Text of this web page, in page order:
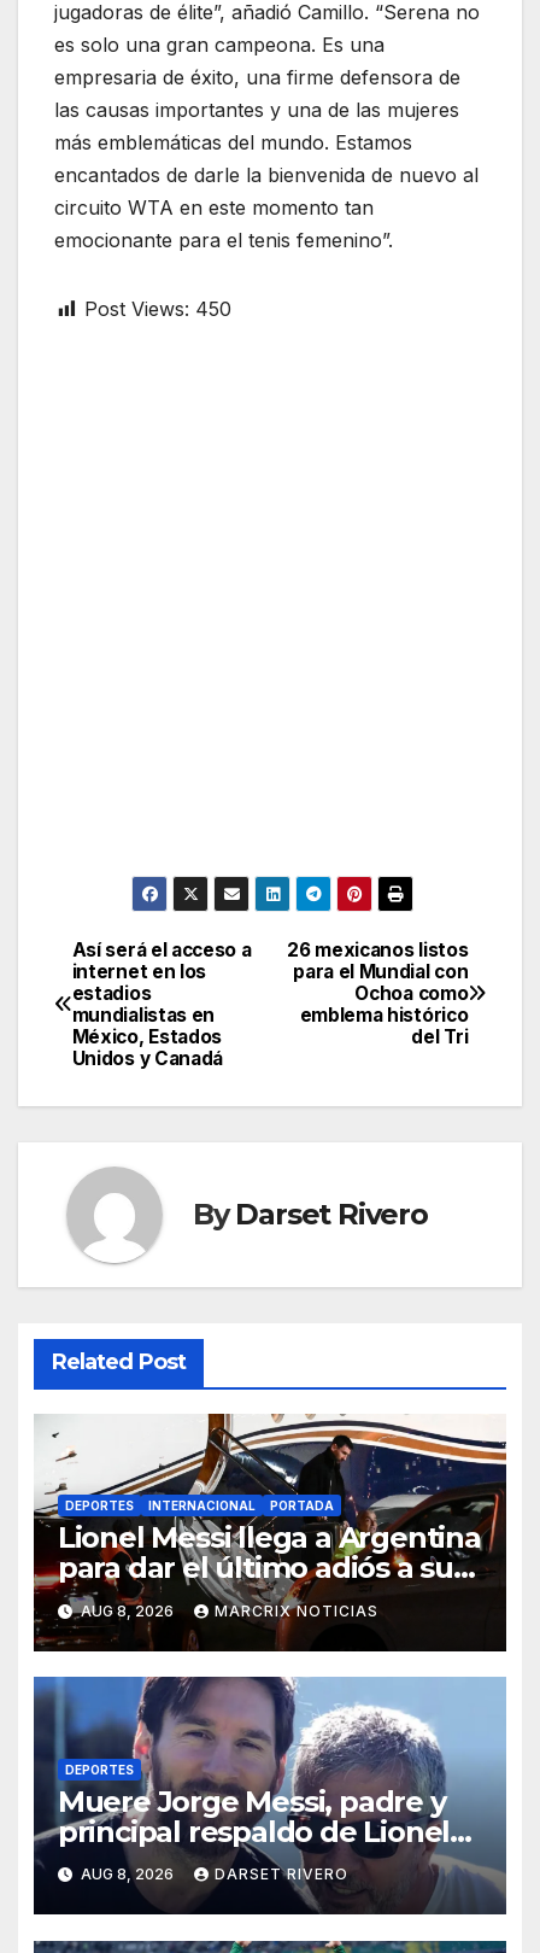
jugadoras de élite”, añadió Camillo. “Serena no
es solo una gran campeona. Es una
empresaria de éxito, una firme defensora de
las causas importantes y una de las mujeres
más emblemáticas del mundo. Estamos
encantados de darle la bienvenida de nuevo al
circuito WTA en este momento tan
emocionante para el tenis femenino”.
Post Views: 450
Post
navigation
26 mexicanos listos
para el Mundial con
Ochoa como
emblema histórico
del Tri
Así será el acceso a
internet en los
estadios
mundialistas en
México, Estados
Unidos y Canadá
ByDarset Rivero
Related Post
DEPORTES INTERNACIONAL PORTADA
Lionel Messi llega a Argentina
para dar el último adiós a su
padre
AUG 8, 2026 MARCRIX NOTICIAS
DEPORTES
Muere Jorge Messi, padre y
principal respaldo de Lionel
Messi, a los 68 años
AUG 8, 2026 DARSET RIVERO